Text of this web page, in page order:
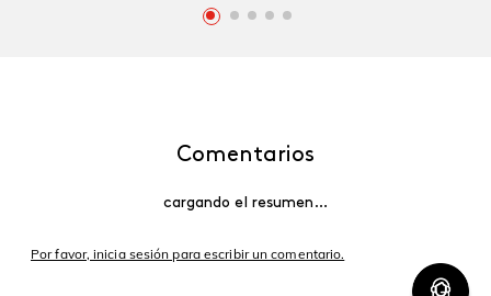
Comentarios
cargando el resumen…
Por favor, inicia sesión para escribir un comentario.